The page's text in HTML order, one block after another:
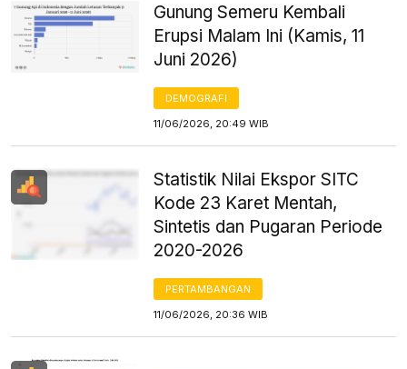
Gunung Semeru Kembali
Erupsi Malam Ini (Kamis, 11
Juni 2026)
DEMOGRAFI
11/06/2026, 20:49 WIB
Statistik Nilai Ekspor SITC
Kode 23 Karet Mentah,
Sintetis dan Pugaran Periode
2020-2026
PERTAMBANGAN
11/06/2026, 20:36 WIB